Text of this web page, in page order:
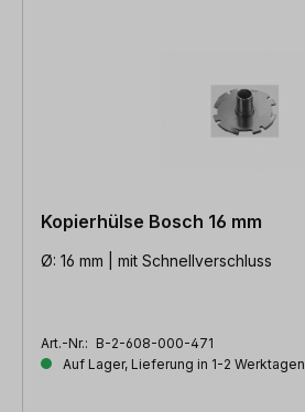
Kopierhülse Bosch 16 mm
Ø: 16 mm | mit Schnellverschluss
Art.-Nr.: B-2-608-000-471
Auf Lager, Lieferung in 1-2 Werktagen